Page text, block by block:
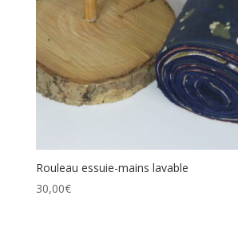
Rouleau essuie-mains lavable
30,00€